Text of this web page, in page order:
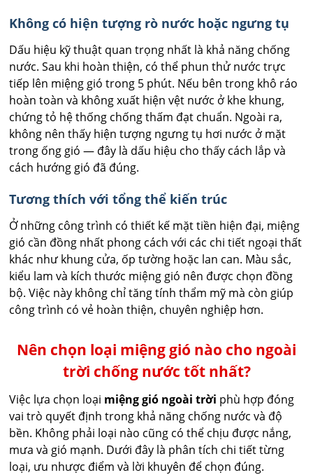
Không có hiện tượng rò nước hoặc ngưng tụ
Dấu hiệu kỹ thuật quan trọng nhất là khả năng chống
nước. Sau khi hoàn thiện, có thể phun thử nước trực
tiếp lên miệng gió trong 5 phút. Nếu bên trong khô ráo
hoàn toàn và không xuất hiện vệt nước ở khe khung,
chứng tỏ hệ thống chống thấm đạt chuẩn. Ngoài ra,
không nên thấy hiện tượng ngưng tụ hơi nước ở mặt
trong ống gió — đây là dấu hiệu cho thấy cách lắp và
cách hướng gió đã đúng.
Tương thích với tổng thể kiến trúc
Ở những công trình có thiết kế mặt tiền hiện đại, miệng
gió cần đồng nhất phong cách với các chi tiết ngoại thất
khác như khung cửa, ốp tường hoặc lan can. Màu sắc,
kiểu lam và kích thước miệng gió nên được chọn đồng
bộ. Việc này không chỉ tăng tính thẩm mỹ mà còn giúp
công trình có vẻ hoàn thiện, chuyên nghiệp hơn.
Nên chọn loại miệng gió nào cho ngoài
trời chống nước tốt nhất?
Việc lựa chọn loại miệng gió ngoài trời phù hợp đóng
vai trò quyết định trong khả năng chống nước và độ
bền. Không phải loại nào cũng có thể chịu được nắng,
mưa và gió mạnh. Dưới đây là phân tích chi tiết từng
loại, ưu nhược điểm và lời khuyên để chọn đúng.